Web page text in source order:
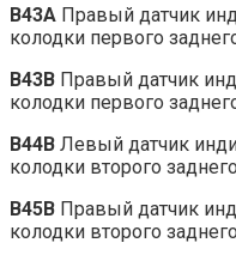
B43A Правый датчик
колодки первого
B43B Правый датчик
колодки первого
B44B Левый датчик
колодки второго
B45B Правый датчик
колодки второго